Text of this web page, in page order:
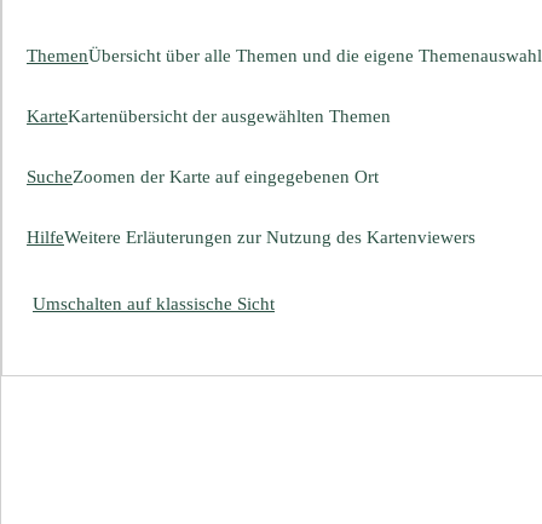
ThemenÜbersicht über alle Themen und die eigene Themenauswahl
KarteKartenübersicht der ausgewählten Themen
SucheZoomen der Karte auf eingegebenen Ort
HilfeWeitere Erläuterungen zur Nutzung des Kartenviewers
Umschalten auf klassische Sicht